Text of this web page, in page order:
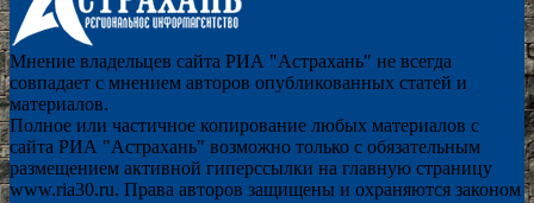
Мнение владельцев сайта РИА "Астрахань" не всегда
совпадает с мнением авторов опубликованных статей и
материалов.
Полное или частичное копирование любых материалов с
сайта РИА "Астрахань" возможно только с обязательным
размещением активной гиперссылки на главную страницу
www.ria30.ru. Права авторов защищены и охраняются законом